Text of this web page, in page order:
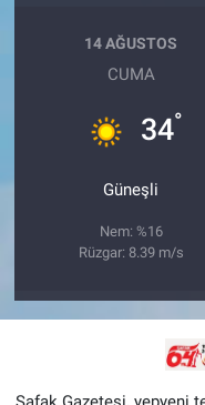
14 AĞUSTOS
CUMA
34°
Güneşli
Nem: %16
Rüzgar: 8.39 m/s